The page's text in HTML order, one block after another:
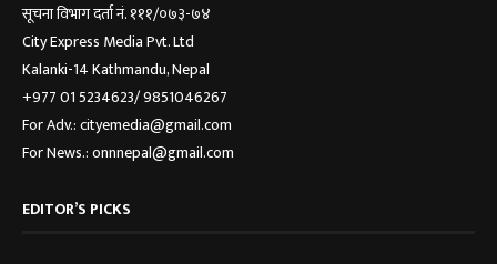
सूचना विभाग दर्ता नं. १११/०७३-७४
City Express Media Pvt. Ltd
Kalanki-14 Kathmandu, Nepal
+977 01 5234623/ 9851046267
For Adv.: cityemedia@gmail.com
For News.: onnnepal@gmail.com
EDITOR’S PICKS